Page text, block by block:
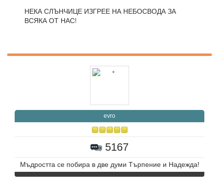
НЕКА СЛЪНЧИЦЕ ИЗГРЕЕ НА НЕБОСВОДА ЗА
ВСЯКА ОТ НАС!
evro
5167
Мъдростта се побира в две думи Търпение и Надежда!